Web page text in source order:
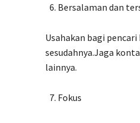
Bersalaman dan
Usahakan bagi
sesudahnya.Jaga
lainnya.
Fokus